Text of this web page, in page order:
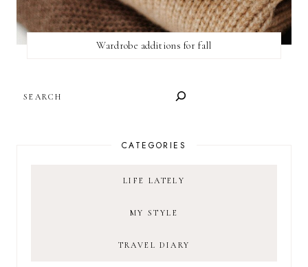
Wardrobe additions for fall
CATEGORIES
LIFE LATELY
MY STYLE
TRAVEL DIARY